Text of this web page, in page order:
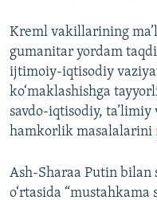
Kreml vakillarining
gumanitar yordam
ijtimoiy-iqtisodiy
ko‘maklashishga
savdo-iqtisodiy, ta’limiy
hamkorlik masalalarini
Ash-Sharaa Putin
o‘rtasida